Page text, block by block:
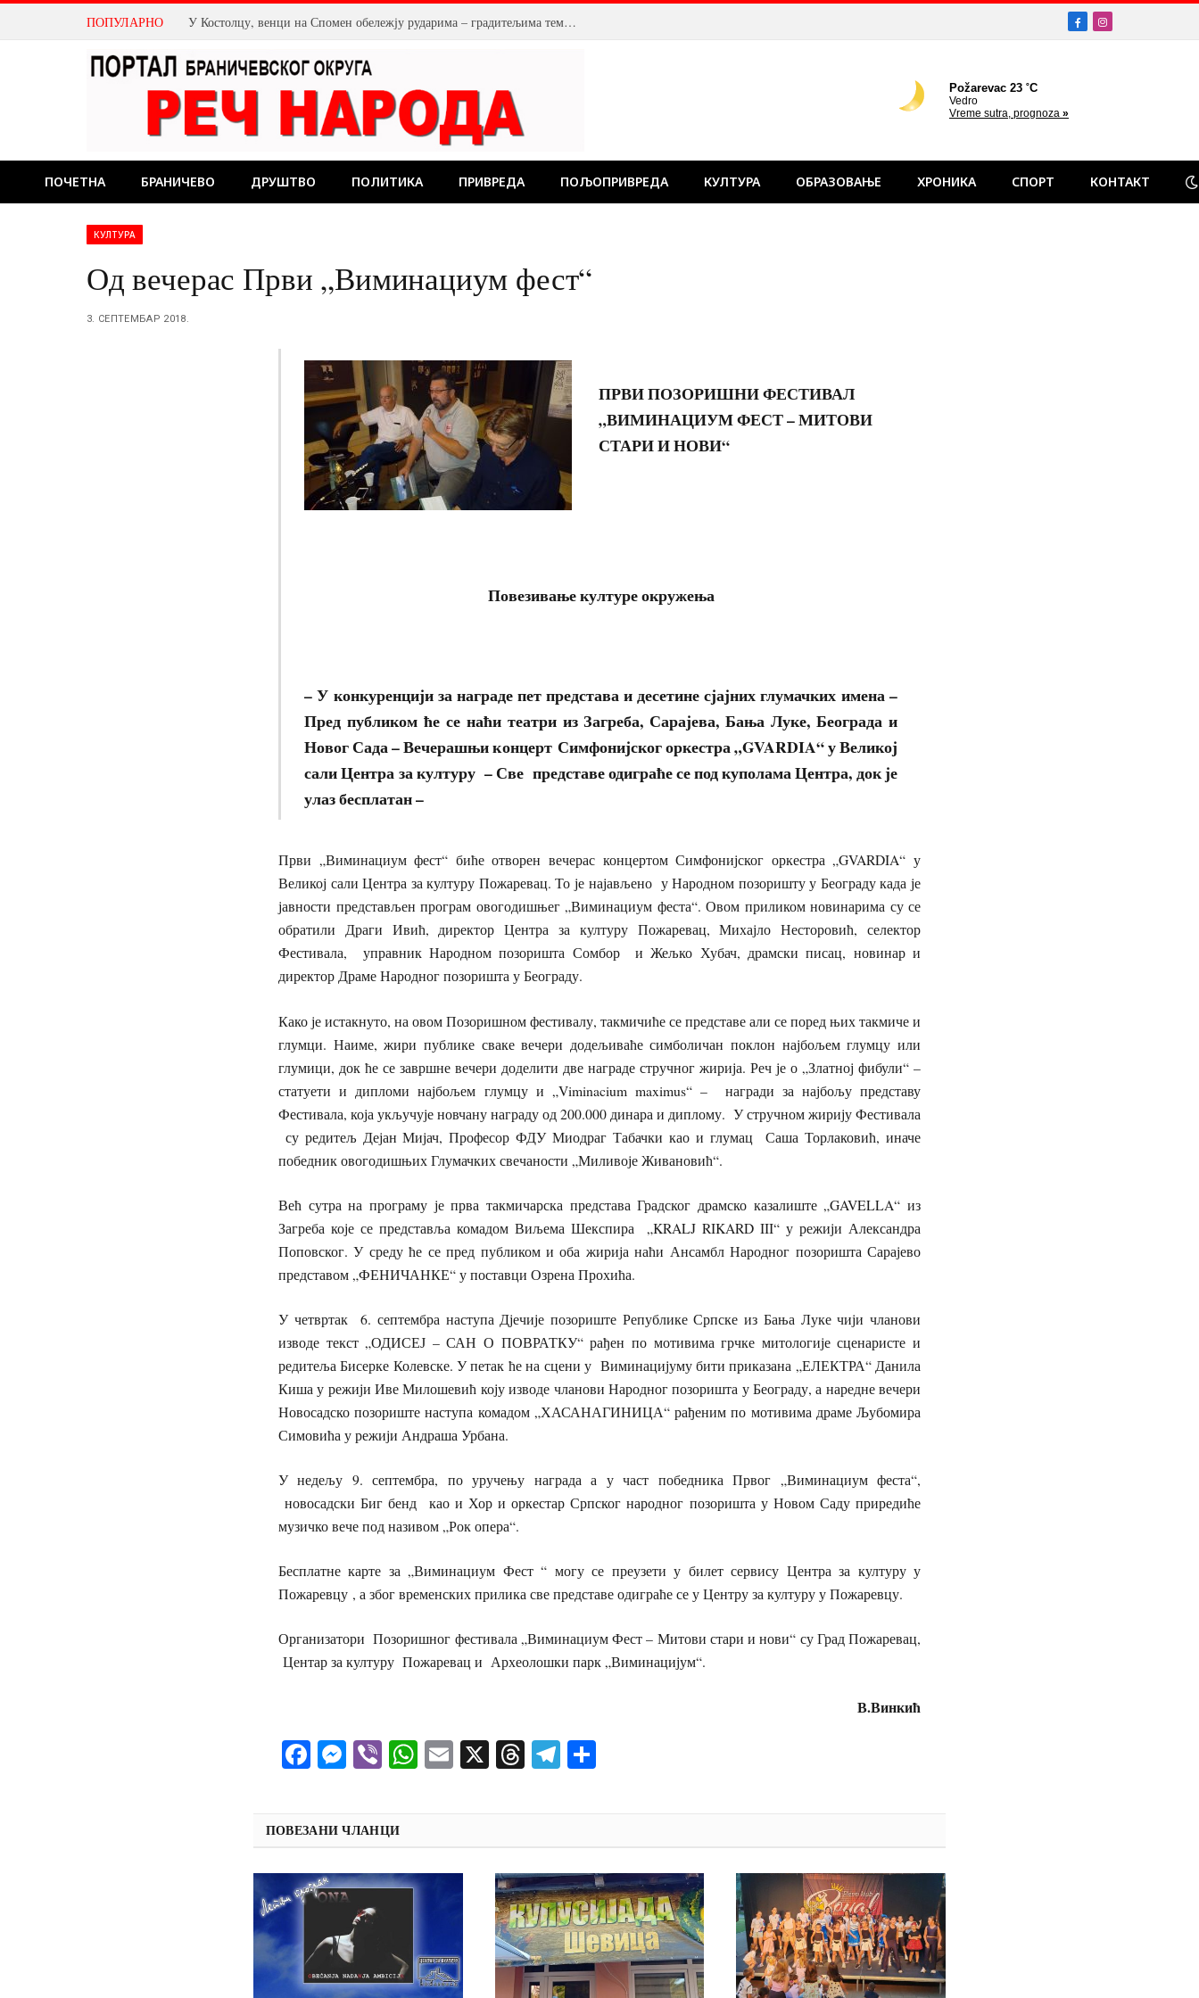
ПОПУЛАРНО У Костолцу, венци на Спомен обележју рударима – градитељима темеља будућности FacebookInstagram
ПОЧЕТНА БРАНИЧЕВО ДРУШТВО ПОЛИТИКА ПРИВРЕДА ПОЉОПРИВРЕДА КУЛТУРА ОБРАЗОВАЊЕ ХРОНИКА СПОРТ КОНТАКТ
КУЛТУРА
Од вечерас Први „Виминациум фест“
3. СЕПТЕМБАР 2018.
ПРВИ ПОЗОРИШНИ ФЕСТИВАЛ
„ВИМИНАЦИУМ ФЕСТ – МИТОВИ
СТАРИ И НОВИ“
Повезивање културе окружења
– У конкуренцији за награде пет представа и десетине сјајних глумачких имена –
Пред публиком ће се наћи театри из Загреба, Сарајева, Бања Луке, Београда и
Новог Сада – Вечерашњи концерт Симфонијског оркестра „GVARDIA“ у Великој
сали Центра за културу – Све представе одиграће се под куполама Центра, док је
улаз бесплатан –
Први „Виминациум фест“ биће отворен вечерас концертом Симфонијског оркестра „GVARDIA“ у
Великој сали Центра за културу Пожаревац. То је најављено у Народном позоришту у Београду када је
јавности представљен програм овогодишњег „Виминациум феста“. Овом приликом новинарима су се
обратили Драги Ивић, директор Центра за културу Пожаревац, Михајло Несторовић, селектор
Фестивала, управник Народном позоришта Сомбор и Жељко Хубач, драмски писац, новинар и
директор Драме Народног позоришта у Београду.
Како је истакнуто, на овом Позоришном фестивалу, такмичиће се представе али се поред њих такмиче и
глумци. Наиме, жири публике сваке вечери додељиваће симболичан поклон најбољем глумцу или
глумици, док ће се завршне вечери доделити две награде стручног жирија. Реч је о „Златној фибули“ –
статуети и дипломи најбољем глумцу и „Viminacium maximus“ – награди за најбољу представу
Фестивала, која укључује новчану награду од 200.000 динара и диплому. У стручном жирију Фестивала
су редитељ Дејан Мијач, Професор ФДУ Миодраг Табачки као и глумац Саша Торлаковић, иначе
победник овогодишњих Глумачких свечаности „Миливоје Живановић“.
Већ сутра на програму је прва такмичарска представа Градског драмско казалиште „GAVELLA“ из
Загреба које се представља комадом Виљема Шекспира „KRALJ RIKARD III“ у режији Александра
Поповског. У среду ће се пред публиком и оба жирија наћи Ансамбл Народног позоришта Сарајево
представом „ФЕНИЧАНКЕ“ у поставци Озрена Прохића.
У четвртак 6. септембра наступа Дјечије позориште Републике Српске из Бања Луке чији чланови
изводе текст „ОДИСЕЈ – САН О ПОВРАТКУ“ рађен по мотивима грчке митологије сценаристе и
редитеља Бисерке Колевске. У петак ће на сцени у Виминацијуму бити приказана „ЕЛЕКТРА“ Данила
Киша у режији Иве Милошевић коју изводе чланови Народног позоришта у Београду, а наредне вечери
Новосадско позориште наступа комадом „ХАСАНАГИНИЦА“ рађеним по мотивима драме Љубомира
Симовића у режији Андраша Урбана.
У недељу 9. септембра, по уручењу награда а у част победника Првог „Виминациум феста“,
новосадски Биг бенд као и Хор и оркестар Српског народног позоришта у Новом Саду приредиће
музичко вече под називом „Рок опера“.
Бесплатне карте за „Виминациум Фест “ могу се преузети у билет сервису Центра за културу у
Пожаревцу , а због временских прилика све представе одиграће се у Центру за културу у Пожаревцу.
Организатори Позоришног фестивала „Виминациум Фест – Митови стари и нови“ су Град Пожаревац,
Центар за културу Пожаревац и Археолошки парк „Виминацијум“.
В.Винкић
Facebook
Messenger
ViberWhatsApp
Email
X ThreadsTelegram
ПОВЕЗАНИ ЧЛАНЦИ